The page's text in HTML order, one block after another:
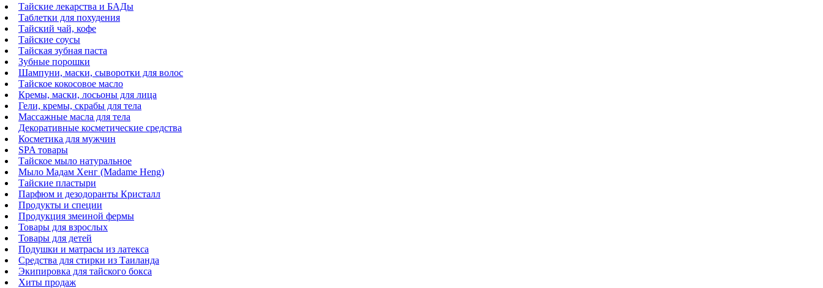
Тайские лекарства и БАДы
Таблетки для похудения
Тайский чай, кофе
Тайские соусы
Тайская зубная паста
Зубные порошки
Шампуни, маски, сыворотки для волос
Тайское кокосовое масло
Кремы, маски, лосьоны для лица
Гели, кремы, скрабы для тела
Массажные масла для тела
Декоративные косметические средства
Косметика для мужчин
SPA товары
Тайское мыло натуральное
Мыло Мадам Хенг (Madame Heng)
Тайские пластыри
Парфюм и дезодоранты Кристалл
Продукты и специи
Продукция змеиной фермы
Товары для взрослых
Товары для детей
Подушки и матрасы из латекса
Средства для стирки из Таиланда
Экипировка для тайского бокса
Хиты продаж